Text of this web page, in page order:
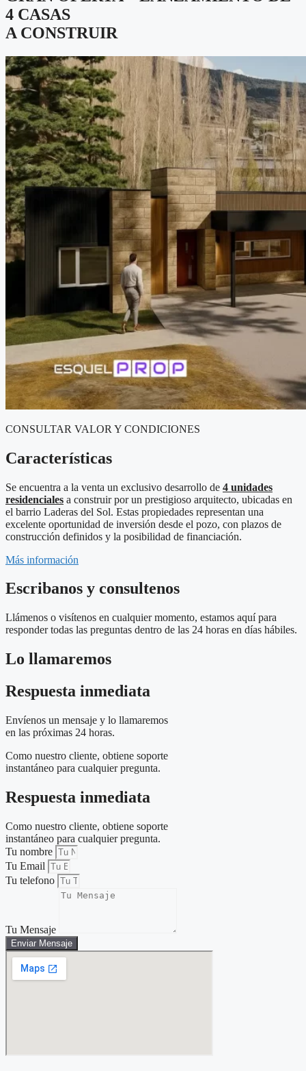
4 CASAS
A CONSTRUIR
CONSULTAR VALOR Y CONDICIONES
Características
Se encuentra a la venta un exclusivo desarrollo de 4 unidades
residenciales a construir por un prestigioso arquitecto, ubicadas en
el barrio Laderas del Sol. Estas propiedades representan una
excelente oportunidad de inversión desde el pozo, con plazos de
construcción definidos y la posibilidad de financiación.
Más información
Escribanos y consultenos
Llámenos o visítenos en cualquier momento, estamos aquí para
responder todas las preguntas dentro de las 24 horas en días hábiles.
Lo llamaremos
Respuesta inmediata
Envíenos un mensaje y lo llamaremos
en las próximas 24 horas.
Como nuestro cliente, obtiene soporte
instantáneo para cualquier pregunta.
Respuesta inmediata
Como nuestro cliente, obtiene soporte
instantáneo para cualquier pregunta.
Tu nombre
Tu Email
Tu telefono
Tu Mensaje
Enviar Mensaje